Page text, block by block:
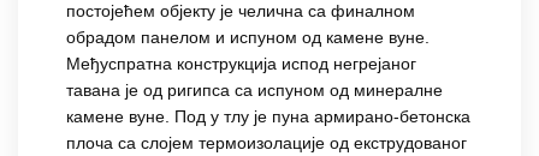
постојећем објекту је челична са финалном
обрадом панелом и испуном од камене вуне.
Међуспратна конструкција испод негрејаног
тавана је од ригипса са испуном од минералне
камене вуне. Под у тлу је пуна армирано-бетонска
плоча са слојем термоизолације од екструдованог